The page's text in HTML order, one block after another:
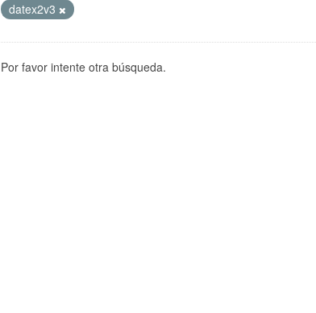
datex2v3
Por favor intente otra búsqueda.